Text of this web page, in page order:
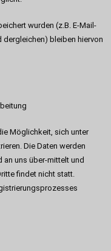
wurden (z.B. E-Mail-
dergleichen) bleiben hiervon
Möglichkeit, sich unter
Die Daten werden
an uns über-mittelt und
findet nicht statt.